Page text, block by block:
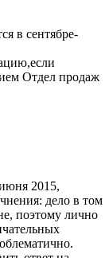
в сентябре-
Отдел продаж
2015,
дело в том
поэтому лично